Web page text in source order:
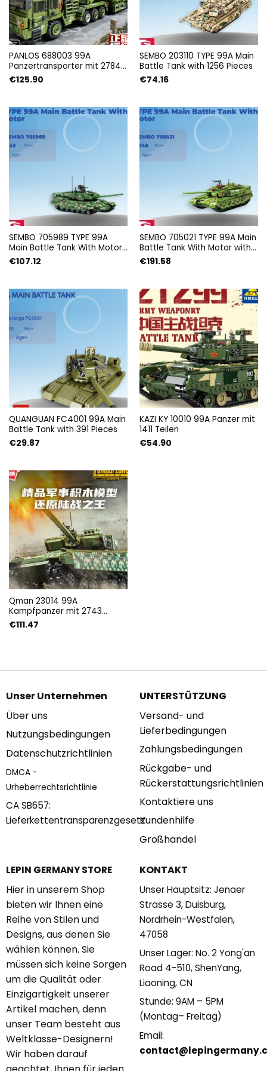
PANLOS 688003 99A
Panzertransporter mit 2784
Teilen
€125.90
SEMBO 203110 TYPE 99A Main
Battle Tank with 1256 Pieces
€74.16
SEMBO 705989 TYPE 99A
Main Battle Tank With Motor
with 1143 Pieces
€107.12
SEMBO 705021 TYPE 99A Main
Battle Tank With Motor with
2748 Pieces
€191.58
QUANGUAN FC4001 99A Main
Battle Tank with 391 Pieces
€29.87
KAZI KY 10010 99A Panzer mit
1411 Teilen
€54.90
Qman 23014 99A
Kampfpanzer mit 2743
Teilen
€111.47
Unser Unternehmen
Über uns
Nutzungsbedingungen
Datenschutzrichtlinien
DMCA -
Urheberrechtsrichtlinie
CA SB657:
Lieferkettentransparenzgesetz
UNTERSTÜTZUNG
Versand- und
Lieferbedingungen
Zahlungsbedingungen
Rückgabe- und
Rückerstattungsrichtlinien
Kontaktiere uns
Kundenhilfe
Großhandel
LEPIN GERMANY STORE
Hier in unserem Shop
bieten wir Ihnen eine
Reihe von Stilen und
Designs, aus denen Sie
wählen können. Sie
müssen sich keine Sorgen
um die Qualität oder
Einzigartigkeit unserer
Artikel machen, denn
unser Team besteht aus
Weltklasse-Designern!
Wir haben darauf
KONTAKT
Unser Hauptsitz: Jenaer
Strasse 3, Duisburg,
Nordrhein-Westfalen,
47058
Unser Lager: No. 2 Yong'an
Road 4-510, ShenYang,
Liaoning, CN
Stunde: 9AM – 5PM
(Montag– Freitag)
Email: